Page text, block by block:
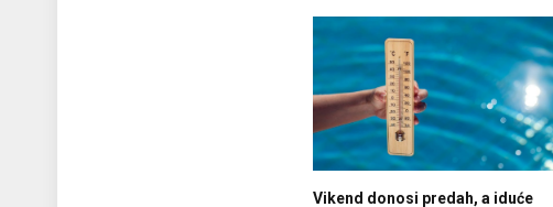
Vikend donosi predah, a iduće